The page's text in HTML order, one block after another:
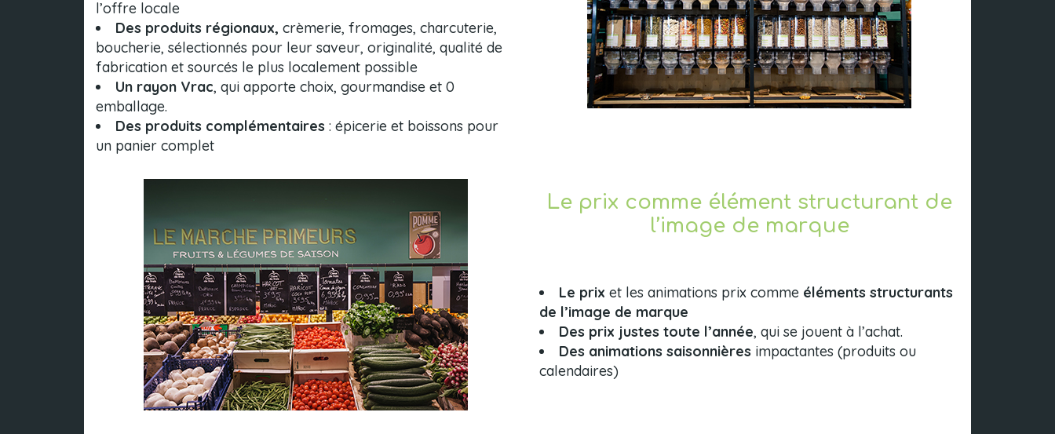
l’offre locale
Des produits régionaux, crèmerie, fromages, charcuterie,
boucherie, sélectionnés pour leur saveur, originalité, qualité de
fabrication et sourcés le plus localement possible
Un rayon Vrac, qui apporte choix, gourmandise et 0
emballage.
Des produits complémentaires : épicerie et boissons pour
un panier complet
Le prix comme élément structurant de
l’image de marque
Le prix et les animations prix comme éléments structurants
de l’image de marque
Des prix justes toute l’année, qui se jouent à l’achat.
Des animations saisonnières impactantes (produits ou
calendaires)